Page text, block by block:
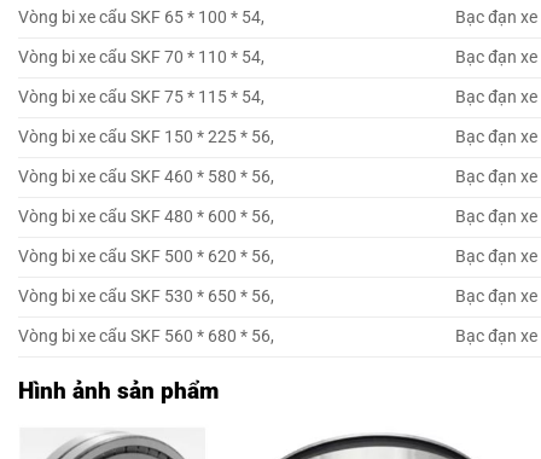
Vòng bi xe cẩu SKF 65 * 100 * 54,
Bạc đạn
Vòng bi xe cẩu SKF 70 * 110 * 54,
Bạc đạn
Vòng bi xe cẩu SKF 75 * 115 * 54,
Bạc đạn
Vòng bi xe cẩu SKF 150 * 225 * 56,
Bạc đạn
Vòng bi xe cẩu SKF 460 * 580 * 56,
Bạc đạn
Vòng bi xe cẩu SKF 480 * 600 * 56,
Bạc đạn
Vòng bi xe cẩu SKF 500 * 620 * 56,
Bạc đạn
Vòng bi xe cẩu SKF 530 * 650 * 56,
Bạc đạn
Vòng bi xe cẩu SKF 560 * 680 * 56,
Bạc đạn
Hình ảnh sản phẩm